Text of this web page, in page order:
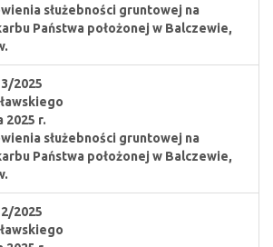
służebności gruntowej na
Państwa położonej w Balczewie,
2025
2025 r.
służebności gruntowej na
Państwa położonej w Balczewie,
2025